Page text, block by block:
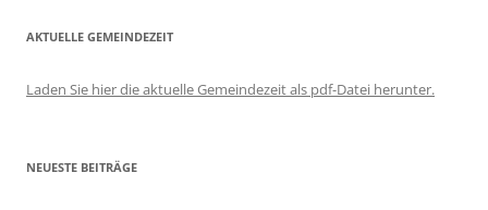
AKTUELLE GEMEINDEZEIT
Laden Sie hier die aktuelle Gemeindezeit als pdf-Datei herunter.
NEUESTE BEITRÄGE